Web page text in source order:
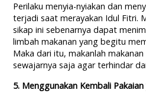
Perilaku menyia-nyiakan dan
terjadi saat merayakan Idul Fitri.
sikap ini sebenarnya dapat
limbah makanan yang begitu
Maka dari itu, makanlah
sewajarnya saja agar terhindar
5. Menggunakan Kembali